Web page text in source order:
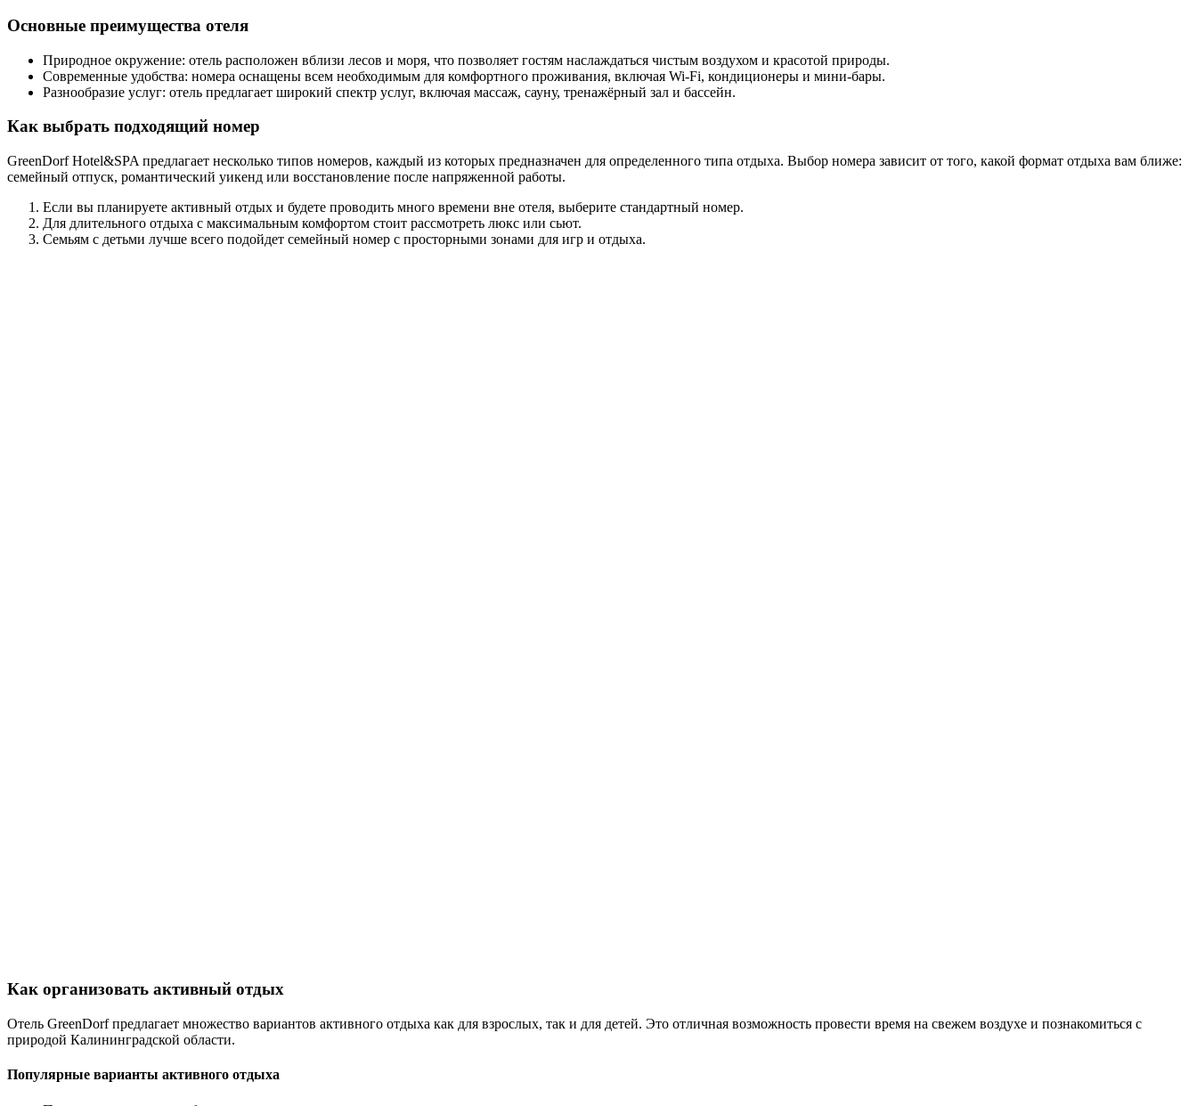
Основные преимущества отеля
Природное окружение: отель расположен вблизи лесов и моря, что позволяет гостям наслаждаться чистым воздухом и красотой природы.
Современные удобства: номера оснащены всем необходимым для комфортного проживания, включая Wi-Fi, кондиционеры и мини-бары.
Разнообразие услуг: отель предлагает широкий спектр услуг, включая массаж, сауну, тренажёрный зал и бассейн.
Как выбрать подходящий номер
GreenDorf Hotel&SPA предлагает несколько типов номеров, каждый из которых предназначен для определенного типа отдыха. Выбор номера зависит от того, какой формат отдыха вам ближе:
семейный отпуск, романтический уикенд или восстановление после напряженной работы.
Если вы планируете активный отдых и будете проводить много времени вне отеля, выберите стандартный номер.
Для длительного отдыха с максимальным комфортом стоит рассмотреть люкс или сьют.
Семьям с детьми лучше всего подойдет семейный номер с просторными зонами для игр и отдыха.
Как организовать активный отдых
Отель GreenDorf предлагает множество вариантов активного отдыха как для взрослых, так и для детей. Это отличная возможность провести время на свежем воздухе и познакомиться с
природой Калининградской области.
Популярные варианты активного отдыха